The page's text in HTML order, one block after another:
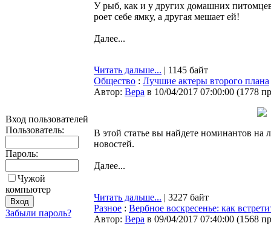
Вход пользователей
Пользователь:
Пароль:
Чужой
компьютер
Забыли пароль?
У рыб, как и у других домашних
роет себе ямку, а другая мешает ей!
Далее...
Читать дальше... | 1145 байт
Общество : Лучшие актеры второго плана
Автор: Bepa в 10/04/2017 07:00:00 (1778
В этой статье вы найдете номинантов на
новостей.
Далее...
Читать дальше... | 3227 байт
Разное : Вербное воскресенье: как
Автор: Bepa в 09/04/2017 07:40:00 (1568